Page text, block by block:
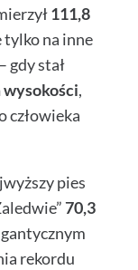
111,8
tylko na inne
gdy stał
wysokości,
człowieka
pies
70,3
rekordu